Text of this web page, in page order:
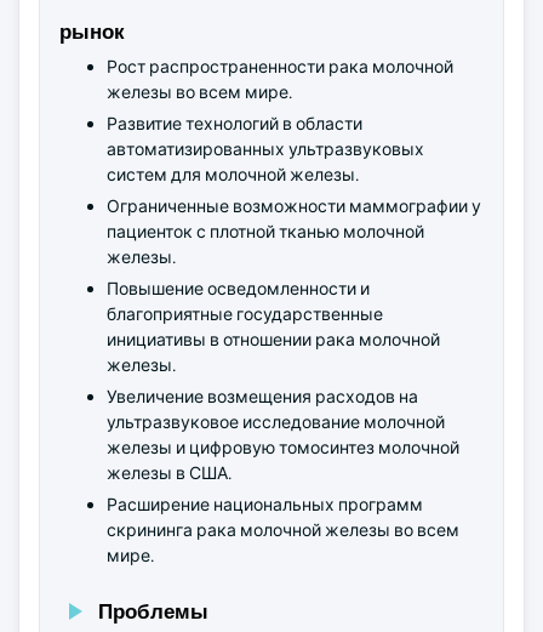
рынок
Рост распространенности рака молочной
железы во всем мире.
Развитие технологий в области
автоматизированных ультразвуковых
систем для молочной железы.
Ограниченные возможности маммографии у
пациенток с плотной тканью молочной
железы.
Повышение осведомленности и
благоприятные государственные
инициативы в отношении рака молочной
железы.
Увеличение возмещения расходов на
ультразвуковое исследование молочной
железы и цифровую томосинтез молочной
железы в США.
Расширение национальных программ
скрининга рака молочной железы во всем
мире.
Проблемы